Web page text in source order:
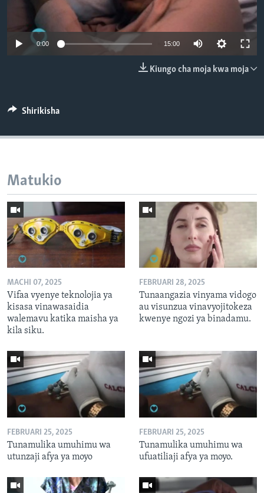
0:00 15:00
Kiungo cha moja kwa moja
Shirikisha
Matukio
MACHI 07, 2025
Vifaa vyenye teknolojia ya
kisasa vinawasaidia
walemavu katika maisha ya
kila siku.
FEBRUARI 28, 2025
Tunaangazia vinyama vidogo
au visunzua vinavyojitokeza
kwenye ngozi ya binadamu.
FEBRUARI 25, 2025
Tunamulika umuhimu wa
utunzaji afya ya moyo
FEBRUARI 25, 2025
Tunamulika umuhimu wa
ufuatiliaji afya ya moyo.